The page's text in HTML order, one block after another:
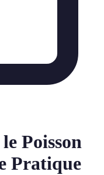
Poisson
Pratique